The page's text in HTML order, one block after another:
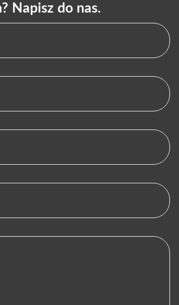
Napisz do nas.